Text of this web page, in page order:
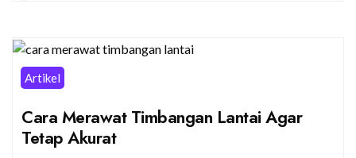
Artikel
Cara Merawat Timbangan Lantai Agar
Tetap Akurat